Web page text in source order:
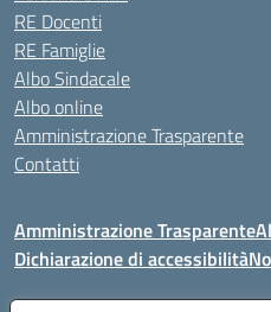
RE Docenti
RE Famiglie
Albo Sindacale
Albo online
Amministrazione Trasparente
Contatti
Amministrazione Trasparente
Dichiarazione di accessibilità